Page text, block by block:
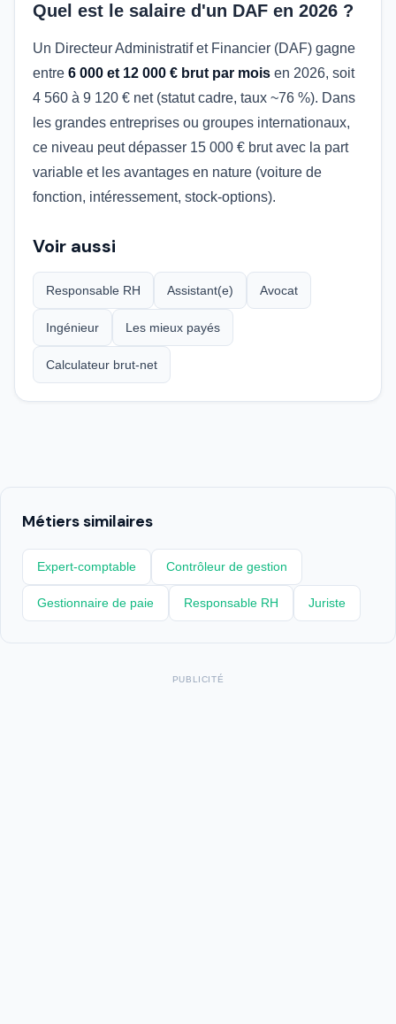
Quel est le salaire d'un DAF en 2026 ?
Un Directeur Administratif et Financier (DAF) gagne
entre 6 000 et 12 000 € brut par mois en 2026, soit
4 560 à 9 120 € net (statut cadre, taux ~76 %). Dans
les grandes entreprises ou groupes internationaux,
ce niveau peut dépasser 15 000 € brut avec la part
variable et les avantages en nature (voiture de
fonction, intéressement, stock-options).
Voir aussi
Responsable RH Assistant(e) Avocat
Ingénieur Les mieux payés
Calculateur brut-net
Métiers similaires
Expert-comptable Contrôleur de gestion
Gestionnaire de paie Responsable RH Juriste
PUBLICITÉ